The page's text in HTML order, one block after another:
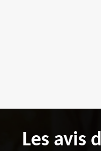
Les avis